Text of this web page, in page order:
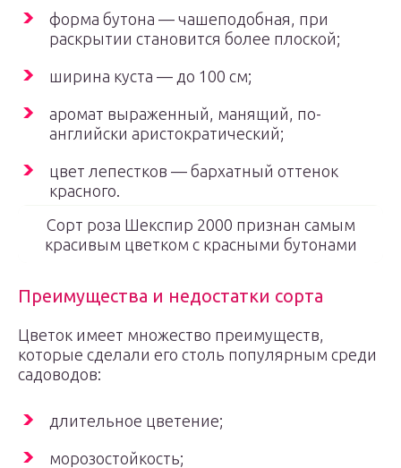
форма бутона — чашеподобная, при
раскрытии становится более плоской;
ширина куста — до 100 см;
аромат выраженный, манящий, по-
английски аристократический;
цвет лепестков — бархатный оттенок
красного.
Сорт роза Шекспир 2000 признан самым
красивым цветком с красными бутонами
Преимущества и недостатки сорта
Цветок имеет множество преимуществ,
которые сделали его столь популярным среди
садоводов:
длительное цветение;
морозостойкость;